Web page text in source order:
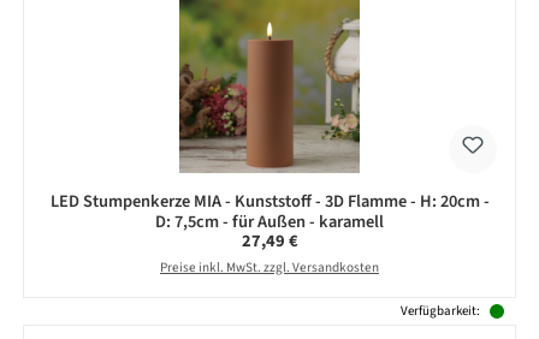
LED Stumpenkerze MIA - Kunststoff - 3D Flamme - H: 20cm -
D: 7,5cm - für Außen - karamell
Regulärer Preis:
27,49 €
Preise inkl. MwSt. zzgl. Versandkosten
Verfügbarkeit: